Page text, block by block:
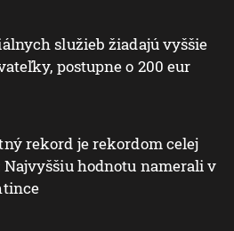
služieb žiadajú vyššie
postupne o 200 eur
rekord je rekordom celej
Najvyššiu hodnotu namerali v